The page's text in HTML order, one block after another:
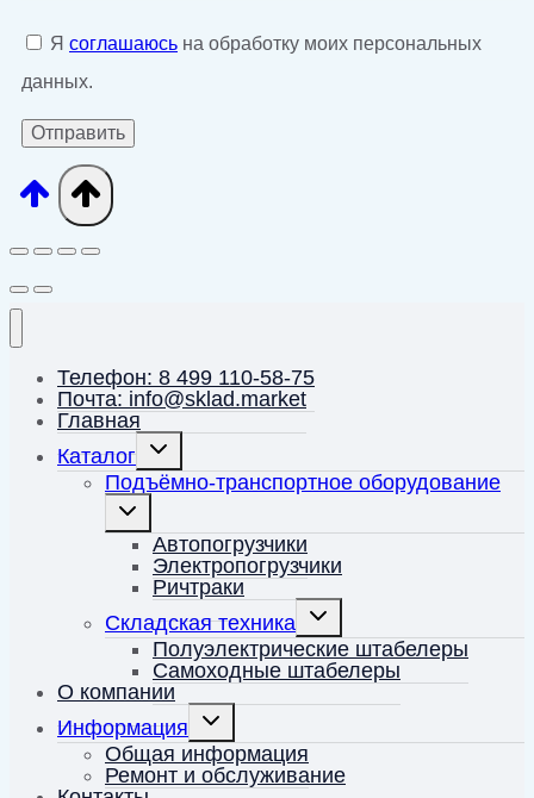
Я соглашаюсь на обработку моих персональных
данных.
Телефон: 8 499 110-58-75
Почта: info@sklad.market
Главная
Каталог
Переключить
дочернее
меню
Подъёмно-транспортное оборудование
Переключить
дочернее
менюАвтопогрузчики
Электропогрузчики
Ричтраки
Складская техника
Переключить
дочернее
меню
Полуэлектрические штабелеры
Самоходные штабелеры
О компании
Информация
Переключить
дочернее
меню
Общая информация
Ремонт и обслуживание